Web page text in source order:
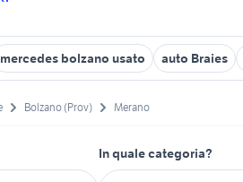
mercedes bolzano usato auto Braies
Bolzano (Prov) Merano
In quale categoria?